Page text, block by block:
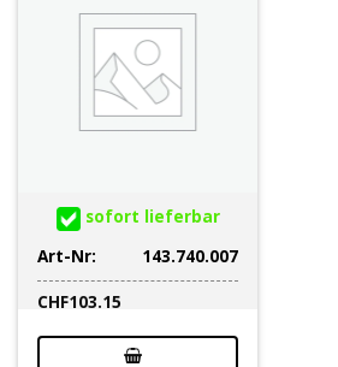
sofort lieferbar
Art-Nr:
143.740.007
CHF103.15